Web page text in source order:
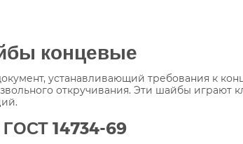
концевые
устанавливающий требования к
откручивания. Эти шайбы играют
14734-69